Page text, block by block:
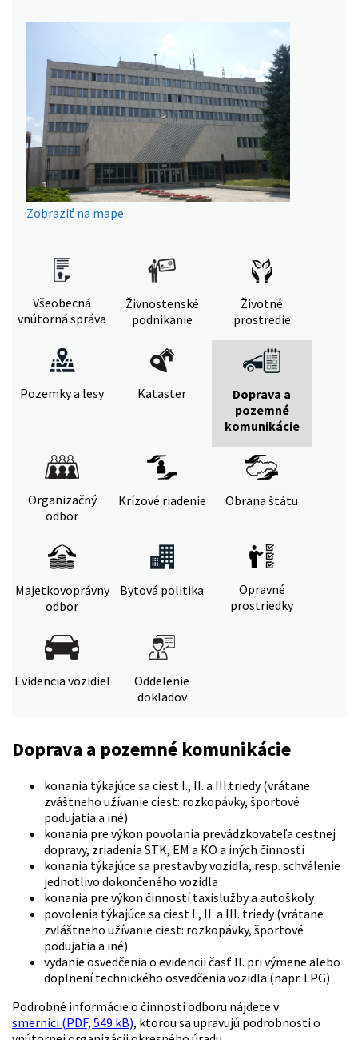
Zobraziť na mape
Všeobecná
vnútorná správa
Živnostenské
podnikanie
Životné
prostredie
Pozemky a lesy Kataster
Doprava a
pozemné
komunikácie
Organizačný
odbor
Krízové riadenie Obrana štátu
Majetkovoprávny
odbor
Bytová politika
Opravné
prostriedky
Evidencia vozidiel
Oddelenie
dokladov
Doprava a pozemné komunikácie
konania týkajúce sa ciest I., II. a III.triedy (vrátane
zváštneho užívanie ciest: rozkopávky, športové
podujatia a iné)
konania pre výkon povolania prevádzkovateľa cestnej
dopravy, zriadenia STK, EM a KO a iných činností
konania týkajúce sa prestavby vozidla, resp. schválenie
jednotlivo dokončeného vozidla
konania pre výkon činností taxislužby a autoškoly
povolenia týkajúce sa ciest I., II. a III. triedy (vrátane
zvláštneho užívanie ciest: rozkopávky, športové
podujatia a iné)
vydanie osvedčenia o evidencii časť II. pri výmene alebo
doplnení technického osvedčenia vozidla (napr. LPG)
Podrobné informácie o činnosti odboru nájdete v
smernici (PDF, 549 kB), ktorou sa upravujú podrobnosti o